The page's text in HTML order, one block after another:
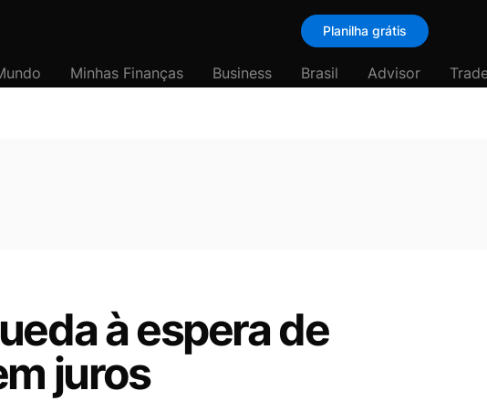
Planilha grátis
Minhas Finanças Business Brasil Advisor
à espera de
juros